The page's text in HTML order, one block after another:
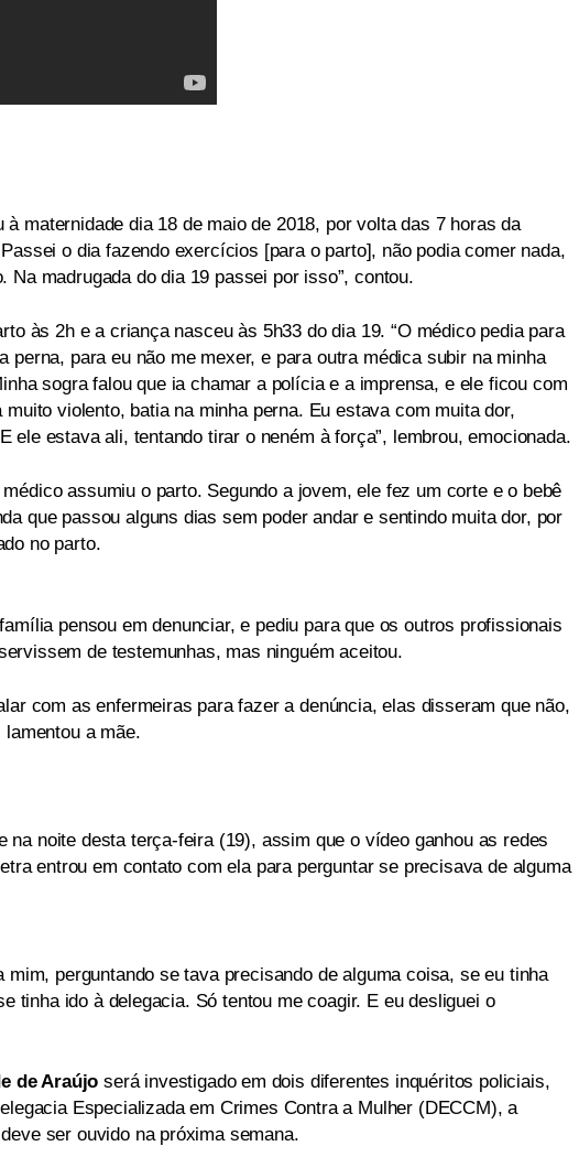
à maternidade dia 18 de maio de 2018, por volta das 7 horas da
o dia fazendo exercícios [para o parto], não podia comer nada,
Na madrugada do dia 19 passei por isso”, contou.
às 2h e a criança nasceu às 5h33 do dia 19. “O médico pedia para
perna, para eu não me mexer, e para outra médica subir na minha
sogra falou que ia chamar a polícia e a imprensa, e ele ficou com
violento, batia na minha perna. Eu estava com muita dor,
ele estava ali, tentando tirar o neném à força”, lembrou, emocionada.
assumiu o parto. Segundo a jovem, ele fez um corte e o bebê
que passou alguns dias sem poder andar e sentindo muita dor, por
no parto.
pensou em denunciar, e pediu para que os outros profissionais
de testemunhas, mas ninguém aceitou.
com as enfermeiras para fazer a denúncia, elas disseram que não,
lamentou a mãe.
na noite desta terça-feira (19), assim que o vídeo ganhou as redes
entrou em contato com ela para perguntar se precisava de alguma
mim, perguntando se tava precisando de alguma coisa, se eu tinha
tinha ido à delegacia. Só tentou me coagir. E eu desliguei o
de Araújo será investigado em dois diferentes inquéritos policiais,
Especializada em Crimes Contra a Mulher (DECCM), a
ser ouvido na próxima semana.